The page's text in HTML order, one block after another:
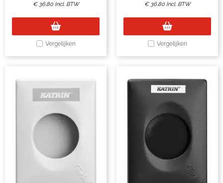
€ 36,80 Incl. BTW
Vergelijken
€ 36,80 Incl. BTW
Vergelijken